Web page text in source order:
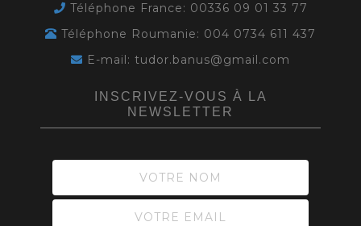
Téléphone France: 00336 09 01 33 77
Téléphone Roumanie: 004 0734 611 437
E-mail: tudor.banus@gmail.com
INSCRIVEZ-VOUS À LA
NEWSLETTER